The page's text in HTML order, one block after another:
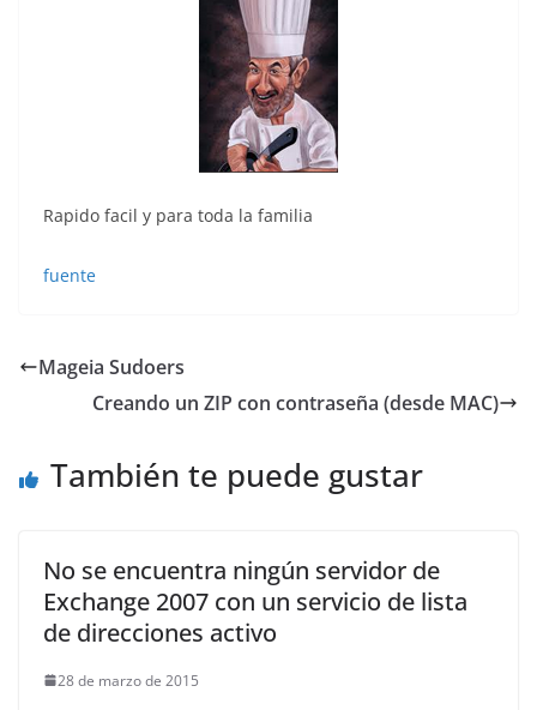
Rapido facil y para toda la familia
fuente
Mageia Sudoers
Creando un ZIP con contraseña (desde MAC)
También te puede gustar
No se encuentra ningún servidor de
Exchange 2007 con un servicio de lista
de direcciones activo
28 de marzo de 2015